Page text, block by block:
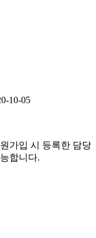
10-05
가입 시 등록한 담당
합니다.